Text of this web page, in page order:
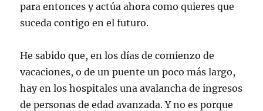
para entonces y actúa ahora como quieres que
suceda contigo en el futuro.
He sabido que, en los días de comienzo de
vacaciones, o de un puente un poco más largo,
hay en los hospitales una avalancha de ingresos
de personas de edad avanzada. Y no es porque